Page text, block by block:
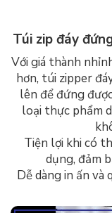
Túi zip đáy
Với giá thành
hơn, túi zipper
lên để đứng
loại thực phẩm
Tiện lợi khi có
dụng, đảm
Dễ dàng in ấn